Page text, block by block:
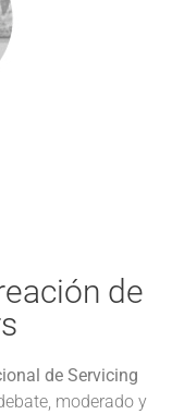
de
de Servicing
moderado y